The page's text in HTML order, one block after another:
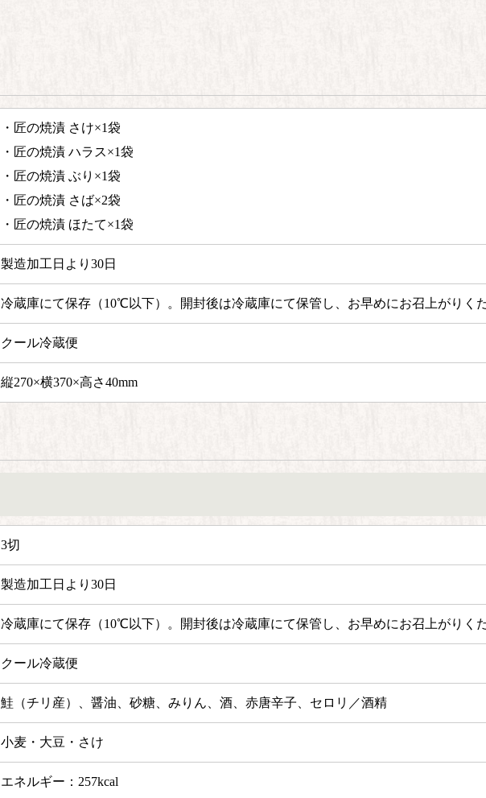
・匠の焼漬 さけ×1袋
・匠の焼漬 ハラス×1袋
・匠の焼漬 ぶり×1袋
・匠の焼漬 さば×2袋
・匠の焼漬 ほたて×1袋
製造加工日より30日
冷蔵庫にて保存（10℃以下）。 開封後は冷蔵庫にて保管し、お早めにお召上がりく
クール冷蔵便
縦270×横370×高さ40mm
3切
製造加工日より30日
冷蔵庫にて保存（10℃以下）。 開封後は冷蔵庫にて保管し、お早めにお召上がりく
クール冷蔵便
鮭（チリ産）、醤油、砂糖、みりん、酒、赤唐辛子、セロリ／酒精
小麦・大豆・さけ
エネルギー：257kcal